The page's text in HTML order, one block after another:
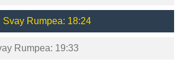
Svay Rumpea: 18:24
Rumpea: 19:33